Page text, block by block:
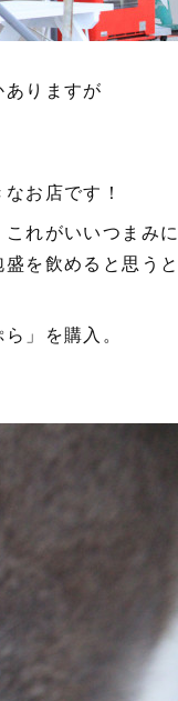
りますが
お店です！
れがいいつまみに
を飲めると思うと
」を購入。